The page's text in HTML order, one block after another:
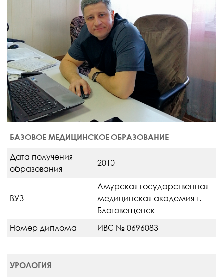
БАЗОВОЕ МЕДИЦИНСКОЕ ОБРАЗОВАНИЕ
Дата получения
образования
2010
ВУЗ
Амурская государственная
медицинская академия г.
Благовещенск
Номер диплома
ИВС № 0696083
УРОЛОГИЯ